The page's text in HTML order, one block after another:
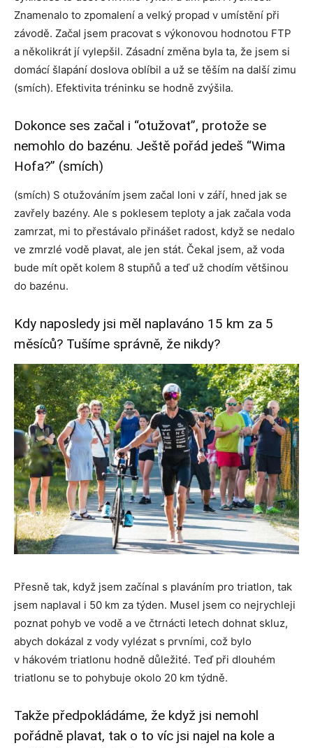
Znamenalo to zpomalení a velký propad v umístění při
závodě. Začal jsem pracovat s výkonovou hodnotou FTP
a několikrát jí vylepšil. Zásadní změna byla ta, že jsem si
domácí šlapání doslova oblíbil a už se těším na další zimu
(smích). Efektivita tréninku se hodně zvýšila.
Dokonce ses začal i “otužovat”, protože se
nemohlo do bazénu. Ještě pořád jedeš “Wima
Hofa?” (smích)
(smích) S otužováním jsem začal loni v září, hned jak se
zavřely bazény. Ale s poklesem teploty a jak začala voda
zamrzat, mi to přestávalo přinášet radost, když se nedalo
ve zmrzlé vodě plavat, ale jen stát. Čekal jsem, až voda
bude mít opět kolem 8 stupňů a teď už chodím většinou
do bazénu.
Kdy naposledy jsi měl naplaváno 15 km za 5
měsíců? Tušíme správně, že nikdy?
Přesně tak, když jsem začínal s plaváním pro triatlon, tak
jsem naplaval i 50 km za týden. Musel jsem co nejrychleji
poznat pohyb ve vodě a ve čtrnácti letech dohnat skluz,
abych dokázal z vody vylézat s prvními, což bylo
v hákovém triatlonu hodně důležité. Teď při dlouhém
triatlonu se to pohybuje okolo 20 km týdně.
Takže předpokládáme, že když jsi nemohl
pořádně plavat, tak o to víc jsi najel na kole a